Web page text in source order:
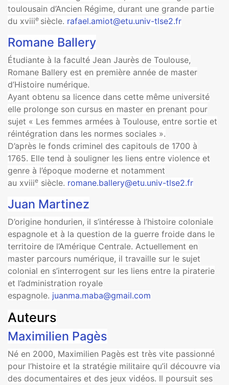
toulousain d’Ancien Régime, durant une grande partie
du xviiie siècle. rafael.amiot@etu.univ-tlse2.fr
Romane Ballery
Étudiante à la faculté Jean Jaurès de Toulouse,
Romane Ballery est en première année de master
d’Histoire numérique.
Ayant obtenu sa licence dans cette même université
elle prolonge son cursus en master en prenant pour
sujet « Les femmes armées à Toulouse, entre sortie et
réintégration dans les normes sociales ».
D’après le fonds criminel des capitouls de 1700 à
1765. Elle tend à souligner les liens entre violence et
genre à l’époque moderne et notamment
au xviiie siècle. romane.ballery@etu.univ-tlse2.fr
Juan Martinez
D’origine hondurien, il s’intéresse à l’histoire coloniale
espagnole et à la question de la guerre froide dans le
territoire de l’Amérique Centrale. Actuellement en
master parcours numérique, il travaille sur le sujet
colonial en s’interrogent sur les liens entre la piraterie
et l’administration royale
espagnole. juanma.maba@gmail.com
Auteurs
Maximilien Pagès
Né en 2000, Maximilien Pagès est très vite passionné
pour l’histoire et la stratégie militaire qu’il découvre via
des documentaires et des jeux vidéos. Il poursuit ses